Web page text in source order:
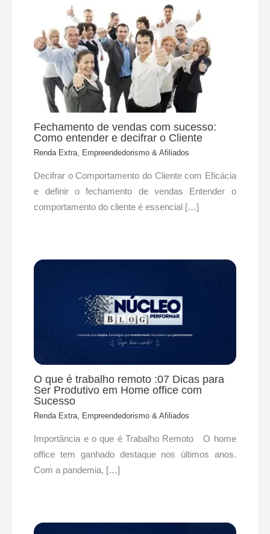
Fechamento de vendas com sucesso:
Como entender e decifrar o Cliente
Renda Extra, Empreendedorismo & Afiliados
Decifrar o Comportamento do Cliente com Eficácia
e definir o fechamento de vendas Entender o
comportamento do cliente é essencial […]
O que é trabalho remoto :07 Dicas para
Ser Produtivo em Home office com
Sucesso
Renda Extra, Empreendedorismo & Afiliados
Importância e o que é Trabalho Remoto O home
office tem ganhado destaque nos últimos anos.
Com a pandemia, […]